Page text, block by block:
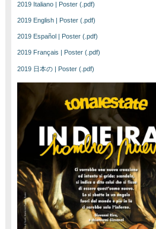
2019 Italiano | Poster (.pdf)
2019 English | Poster (.pdf)
2019 Español | Poster (.pdf)
2019 Français | Poster (.pdf)
2019 日本の | Poster (.pdf)